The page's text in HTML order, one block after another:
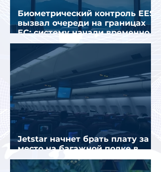
Биометрический контроль EES
вызвал очереди на границах
ЕС: систему начали временно
отключать
Jetstar начнет брать плату за
место на багажной полке в
салоне самолета